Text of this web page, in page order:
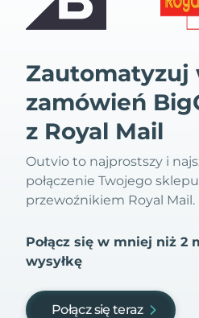
Zautomatyzuj
zamówień
z Royal Mail
Outvio to najprostszy i
połączenie Twojego
przewoźnikiem Royal Mail.
Połącz się w mniej niż 2
wysyłkę
Połącz się teraz